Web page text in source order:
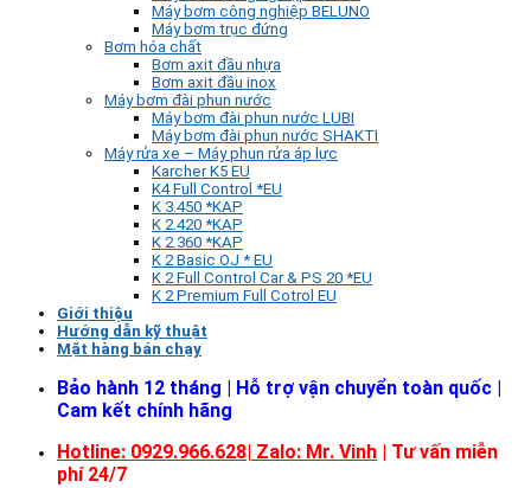
Máy bơm công nghiệp BELUNO
Máy bơm trục đứng
Bơm hóa chất
Bơm axit đầu nhựa
Bơm axit đầu inox
Máy bơm đài phun nước
Máy bơm đài phun nước LUBI
Máy bơm đài phun nước SHAKTI
Máy rửa xe – Máy phun rửa áp lực
Karcher K5 EU
K4 Full Control *EU
K 3.450 *KAP
K 2.420 *KAP
K 2.360 *KAP
K 2 Basic OJ * EU
K 2 Full Control Car & PS 20 *EU
K 2 Premium Full Cotrol EU
Giới thiệu
Hướng dẫn kỹ thuật
Mặt hàng bán chạy
Bảo hành 12 tháng | Hỗ trợ vận chuyển toàn quốc |
Cam kết chính hãng
Hotline: 0929.966.628| Zalo: Mr. Vinh | Tư vấn miễn
phí 24/7